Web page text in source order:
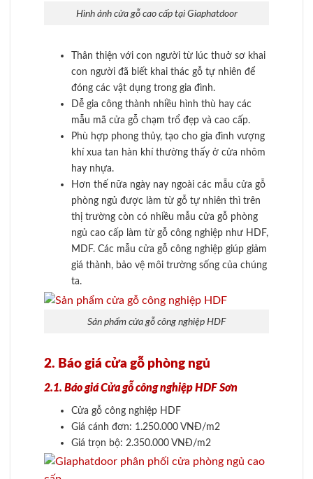
Hình ảnh cửa gỗ cao cấp tại Giaphatdoor
Thân thiện với con người từ lúc thuở sơ khai
con người đã biết khai thác gỗ tự nhiên để
đóng các vật dụng trong gia đình.
Dễ gia công thành nhiều hình thù hay các
mẫu mã cửa gỗ chạm trổ đẹp và cao cấp.
Phù hợp phong thủy, tạo cho gia đình vượng
khí xua tan hàn khí thường thấy ở cửa nhôm
hay nhựa.
Hơn thế nữa ngày nay ngoài các mẫu cửa gỗ
phòng ngủ được làm từ gỗ tự nhiên thì trên
thị trường còn có nhiều mẫu cửa gỗ phòng
ngủ cao cấp làm từ gỗ công nghiệp như HDF,
MDF. Các mẫu cửa gỗ công nghiệp giúp giảm
giá thành, bảo vệ môi trường sống của chúng
ta.
Sản phẩm cửa gỗ công nghiệp HDF
2. Báo giá cửa gỗ phòng ngủ
2.1. Báo giá Cửa gỗ công nghiệp HDF Sơn
Cửa gỗ công nghiệp HDF
Giá cánh đơn: 1.250.000 VNĐ/m2
Giá trọn bộ: 2.350.000 VNĐ/m2